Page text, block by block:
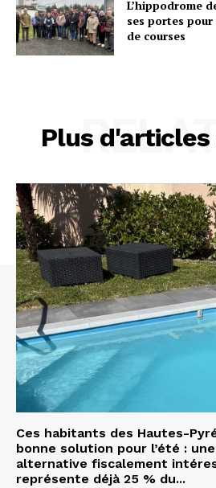
L’hippodrome
ses portes
de courses
Plus
Ces habitants des Hautes-
bonne solution pour l’été :
alternative fiscalement
représente déjà 25 % du...